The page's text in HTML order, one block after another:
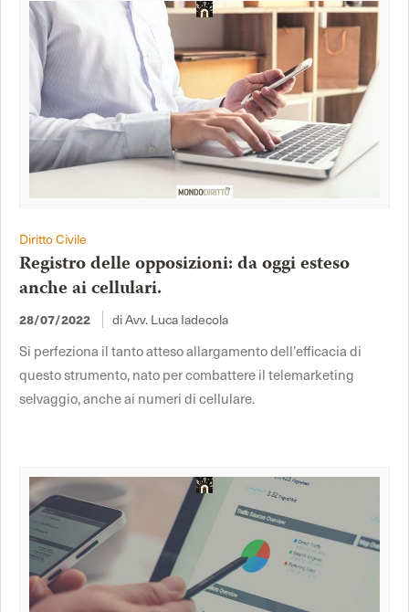
Diritto Civile
Registro delle opposizioni: da oggi esteso
anche ai cellulari.
28/07/2022 di Avv. Luca Iadecola
Si perfeziona il tanto atteso allargamento dell’efficacia di
questo strumento, nato per combattere il telemarketing
selvaggio, anche ai numeri di cellulare.